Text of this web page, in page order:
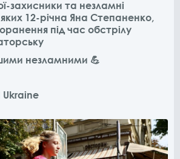
захисники та незламні
12-річна Яна Степаненко,
під час обстрілу
незламними 💪
Ukraine